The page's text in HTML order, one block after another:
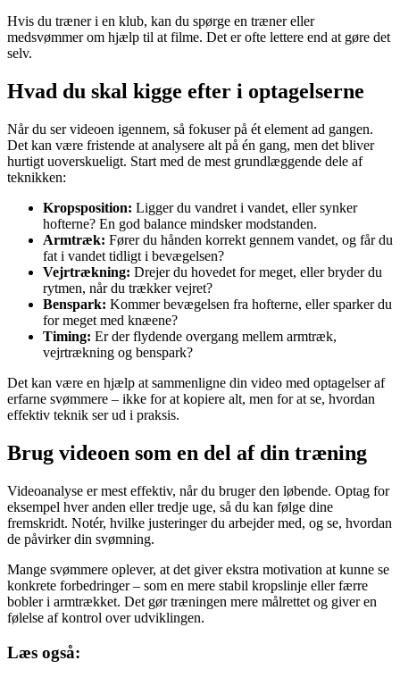
Hvis du træner i en klub, kan du spørge en træner eller
medsvømmer om hjælp til at filme. Det er ofte lettere end at gøre det
selv.
Hvad du skal kigge efter i optagelserne
Når du ser videoen igennem, så fokuser på ét element ad gangen.
Det kan være fristende at analysere alt på én gang, men det bliver
hurtigt uoverskueligt. Start med de mest grundlæggende dele af
teknikken:
Kropsposition: Ligger du vandret i vandet, eller synker
hofterne? En god balance mindsker modstanden.
Armtræk: Fører du hånden korrekt gennem vandet, og får du
fat i vandet tidligt i bevægelsen?
Vejrtrækning: Drejer du hovedet for meget, eller bryder du
rytmen, når du trækker vejret?
Benspark: Kommer bevægelsen fra hofterne, eller sparker du
for meget med knæene?
Timing: Er der flydende overgang mellem armtræk,
vejrtrækning og benspark?
Det kan være en hjælp at sammenligne din video med optagelser af
erfarne svømmere – ikke for at kopiere alt, men for at se, hvordan
effektiv teknik ser ud i praksis.
Brug videoen som en del af din træning
Videoanalyse er mest effektiv, når du bruger den løbende. Optag for
eksempel hver anden eller tredje uge, så du kan følge dine
fremskridt. Notér, hvilke justeringer du arbejder med, og se, hvordan
de påvirker din svømning.
Mange svømmere oplever, at det giver ekstra motivation at kunne se
konkrete forbedringer – som en mere stabil kropslinje eller færre
bobler i armtrækket. Det gør træningen mere målrettet og giver en
følelse af kontrol over udviklingen.
Læs også: